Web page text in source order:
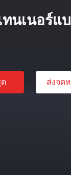
ทนเนอร์
ส่งจด